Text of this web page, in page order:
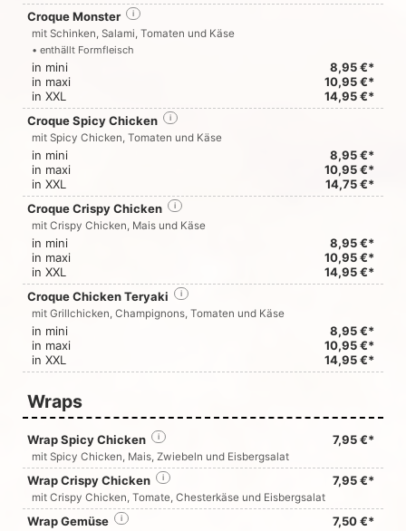
Croque Monster
i
mit Schinken, Salami, Tomaten und Käse
• enthällt Formfleisch
in mini
8,95 €*
in maxi
10,95 €*
in XXL
14,95 €*
Croque Spicy Chicken
i
mit Spicy Chicken, Tomaten und Käse
in mini
8,95 €*
in maxi
10,95 €*
in XXL
14,75 €*
Croque Crispy Chicken
i
mit Crispy Chicken, Mais und Käse
in mini
8,95 €*
in maxi
10,95 €*
in XXL
14,95 €*
Croque Chicken Teryaki
i
mit Grillchicken, Champignons, Tomaten und Käse
in mini
8,95 €*
in maxi
10,95 €*
in XXL
14,95 €*
Wraps
Wrap Spicy Chicken 7,95 €*
i
mit Spicy Chicken, Mais, Zwiebeln und Eisbergsalat
Wrap Crispy Chicken 7,95 €*
i
mit Crispy Chicken, Tomate, Chesterkäse und Eisbergsalat
Wrap Gemüse 7,50 €*
i